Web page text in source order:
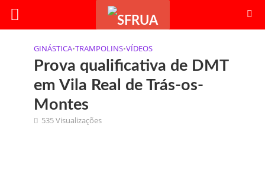
GINÁSTICA•TRAMPOLINS•VÍDEOS
Prova qualificativa de DMT
em Vila Real de Trás-os-
Montes
535 Visualizações